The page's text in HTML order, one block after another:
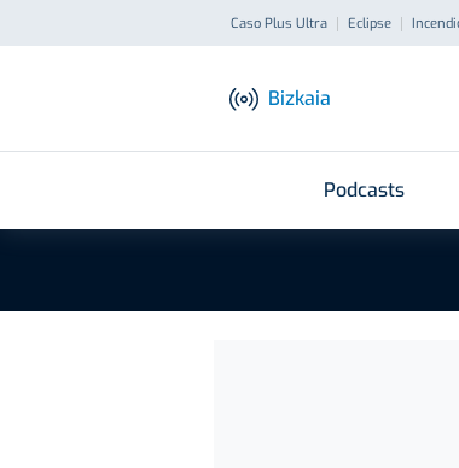
Caso Plus Ultra Eclipse
Bizkaia
Podcasts